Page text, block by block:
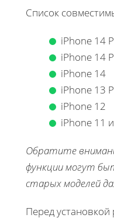
Список
iPhone 14
iPhone 14
iPhone 14
iPhone 13
iPhone 12
iPhone 11
Обратите
функции могут
старых моделей
Перед установкой